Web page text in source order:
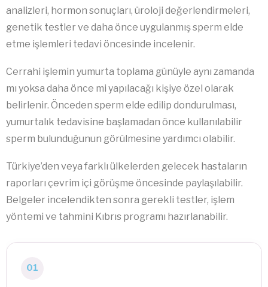
analizleri, hormon sonuçları, üroloji değerlendirmeleri,
genetik testler ve daha önce uygulanmış sperm elde
etme işlemleri tedavi öncesinde incelenir.
Cerrahi işlemin yumurta toplama günüyle aynı zamanda
mı yoksa daha önce mi yapılacağı kişiye özel olarak
belirlenir. Önceden sperm elde edilip dondurulması,
yumurtalık tedavisine başlamadan önce kullanılabilir
sperm bulunduğunun görülmesine yardımcı olabilir.
Türkiye’den veya farklı ülkelerden gelecek hastaların
raporları çevrim içi görüşme öncesinde paylaşılabilir.
Belgeler incelendikten sonra gerekli testler, işlem
yöntemi ve tahmini Kıbrıs programı hazırlanabilir.
01